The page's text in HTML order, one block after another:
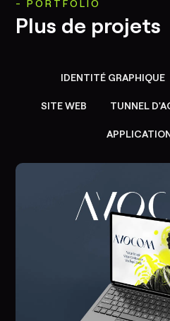
PORTFOLIO
Plus de projets
IDENTITÉ GRAPHIQUE
SITE WEB TUNNEL